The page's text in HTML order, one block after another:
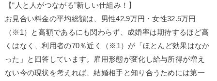
【“人と人がつながる”新しい仕組み！】
お見合い料金の平均総額は、男性42.9万円・女性32.5万円
（※1）と高額であるにも関わらず、成婚率は期待するほど高
くはなく、利用者の70％近く（※1）が「ほとんど効果はなか
った」と回答しています。雇用形態が変化し給与所得が増え
ない今の現状を考えれば、結婚相手と知り合うためには第一